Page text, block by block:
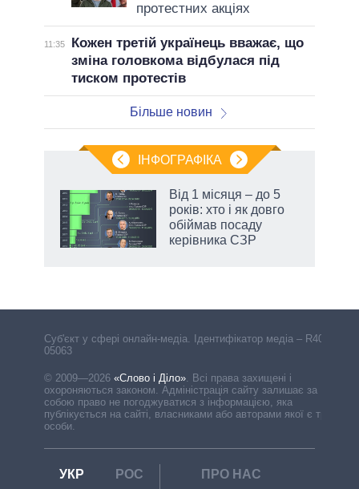
протестних акціях
11:35
Кожен третій українець вважає, що
зміна головкома відбулася під
тиском протестів
Більше новин
ІНФОГРАФІКА
Від 1 місяця – до 5
років: хто і як довго
обіймав посаду
керівника СЗР
Cуб'єкт у сфері онлайн-медіа. Ідентифікатор медіа – R40-
05063
© 2009—2026 «Слово і Діло». Всі права захищені і
охороняються законом. Адміністрація сайту залишає за
собою право не погоджуватися з інформацією, яка
публікується на сайті, власниками або авторами якої є треті
особи.
УКР РОС
ПРО НАС